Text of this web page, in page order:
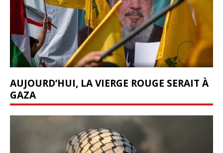
AUJOURD’HUI, LA VIERGE ROUGE SERAIT À
GAZA